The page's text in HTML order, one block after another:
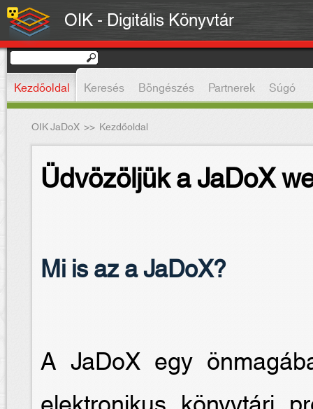
OIK - Digitális Könyvtár
Kezdőoldal Keresés Böngészés Partnerek Súgó
OIK JaDoX >> Kezdőoldal
Üdvözöljük a JaDoX
Mi is az a JaDoX?
A JaDoX egy